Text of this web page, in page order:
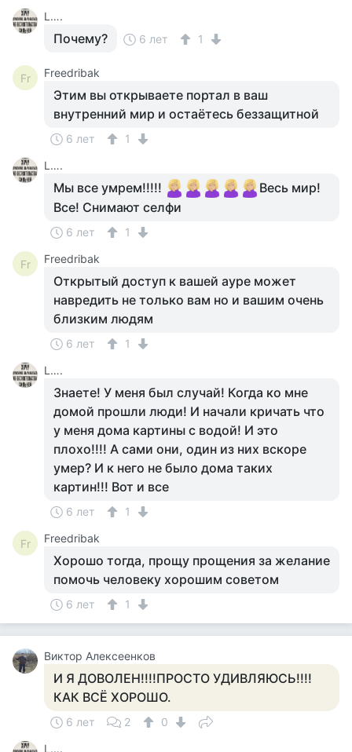
L….
Почему? 6 лет 1
Fr Freedribak
Этим вы открываете портал в ваш
внутренний мир и остаётесь беззащитной
6 лет
1
L….
Мы все умрем!!!!!
Весь мир!
Все! Снимают селфи
6 лет 1
Fr Freedribak
Открытый доступ к вашей ауре может
навредить не только вам но и вашим очень
близким людям
6 лет
1
L….
Знаете! У меня был случай! Когда ко мне
домой прошли люди! И начали кричать что
у меня дома картины с водой! И это
плохо!!!! А сами они, один из них вскоре
умер? И к него не было дома таких
картин!!! Вот и все
6 лет 1
Fr Freedribak
Хорошо тогда, прощу прощения за желание
помочь человеку хорошим советом
6 лет 1
Виктор Алексеенков
И Я ДОВОЛЕН!!!!ПРОСТО УДИВЛЯЮСЬ!!!!
КАК ВСЁ ХОРОШО.
6 лет 2
0
L….